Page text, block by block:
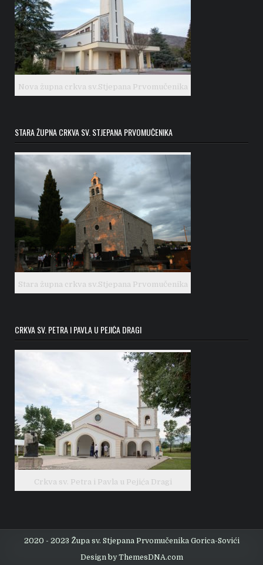
Nova župna crkva sv.Stjepana Prvomučenika
STARA ŽUPNA CRKVA SV. STJEPANA PRVOMUČENIKA
Stara župna crkva sv.Stjepana Prvomučenika
CRKVA SV. PETRA I PAVLA U PEJIĆA DRAGI
Crkva sv. Petra i Pavla u Pejića Dragi
2020 - 2023 Župa sv. Stjepana Prvomučenika Gorica-Sovići
Design by ThemesDNA.com